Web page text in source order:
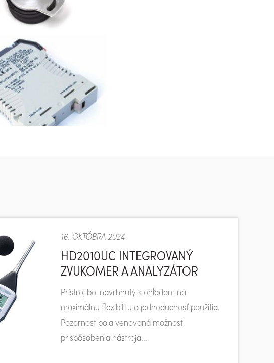
16. OKTÓBRA 2024
HD2010UC INTEGROVANÝ
ZVUKOMER A ANALYZÁTOR
Prístroj bol navrhnutý s ohľadom na
maximálnu flexibilitu a jednoduchosť použitia.
Pozornosť bola venovaná možnosti
prispôsobenia nástroja...